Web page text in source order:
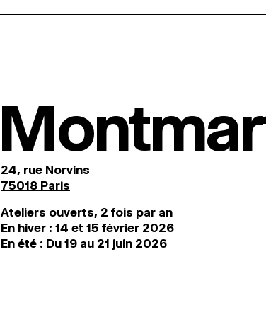
24, rue Norvins
75018 Paris
Ateliers ouverts, 2 fois par an
En hiver : 14 et 15 février 2026
En été : Du 19 au 21 juin 2026